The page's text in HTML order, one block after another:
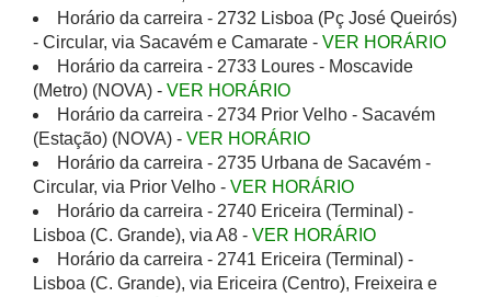
Horário da carreira - 2732 Lisboa (Pç José Queirós)
- Circular, via Sacavém e Camarate - VER HORÁRIO
Horário da carreira - 2733 Loures - Moscavide
(Metro) (NOVA) - VER HORÁRIO
Horário da carreira - 2734 Prior Velho - Sacavém
(Estação) (NOVA) - VER HORÁRIO
Horário da carreira - 2735 Urbana de Sacavém -
Circular, via Prior Velho - VER HORÁRIO
Horário da carreira - 2740 Ericeira (Terminal) -
Lisboa (C. Grande), via A8 - VER HORÁRIO
Horário da carreira - 2741 Ericeira (Terminal) -
Lisboa (C. Grande), via Ericeira (Centro), Freixeira e